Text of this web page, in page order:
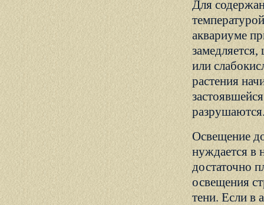
Для
аквариуме
или
растения
Освещение
нуждается в
достаточно
освещения
тени. Если в